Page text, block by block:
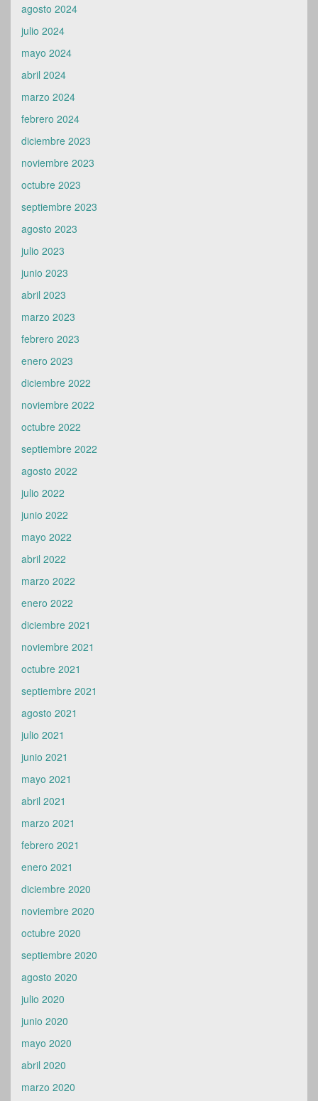
agosto 2024
julio 2024
mayo 2024
abril 2024
marzo 2024
febrero 2024
diciembre 2023
noviembre 2023
octubre 2023
septiembre 2023
agosto 2023
julio 2023
junio 2023
abril 2023
marzo 2023
febrero 2023
enero 2023
diciembre 2022
noviembre 2022
octubre 2022
septiembre 2022
agosto 2022
julio 2022
junio 2022
mayo 2022
abril 2022
marzo 2022
enero 2022
diciembre 2021
noviembre 2021
octubre 2021
septiembre 2021
agosto 2021
julio 2021
junio 2021
mayo 2021
abril 2021
marzo 2021
febrero 2021
enero 2021
diciembre 2020
noviembre 2020
octubre 2020
septiembre 2020
agosto 2020
julio 2020
junio 2020
mayo 2020
abril 2020
marzo 2020